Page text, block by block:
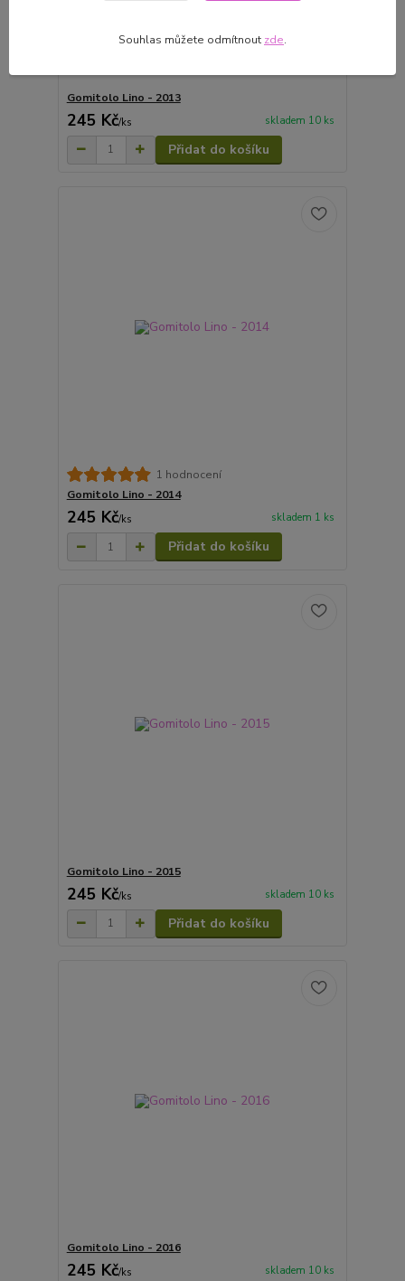
Gomitolo Lino - 2013
245 Kč/ks skladem 10 ks
Přidat do košíku
1 hodnocení
Gomitolo Lino - 2014
245 Kč/ks skladem 1 ks
Přidat do košíku
Gomitolo Lino - 2015
245 Kč/ks skladem 10 ks
Přidat do košíku
Gomitolo Lino - 2016
245 Kč/ks skladem 10 ks
Souhlas můžete odmítnout zde.